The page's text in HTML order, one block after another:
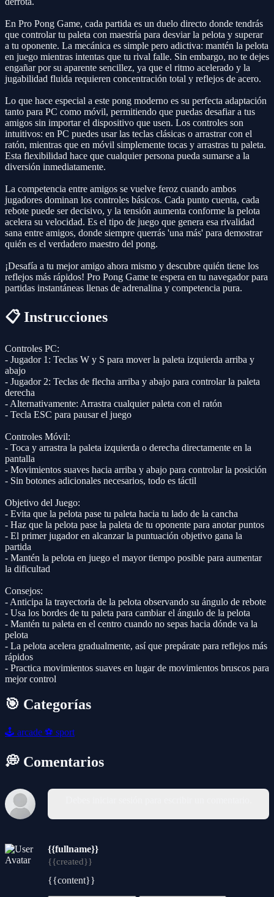
En Pro Pong Game, cada partida es un duelo directo donde tendrás
que controlar tu paleta con maestría para desviar la pelota y superar
a tu oponente. La mecánica es simple pero adictiva: mantén la pelota
en juego mientras intentas que tu rival falle. Sin embargo, no te dejes
engañar por su aparente sencillez, ya que el ritmo acelerado y la
jugabilidad fluida requieren concentración total y reflejos de acero.
Lo que hace especial a este pong moderno es su perfecta adaptación
tanto para PC como móvil, permitiendo que puedas desafiar a tus
amigos sin importar el dispositivo que usen. Los controles son
intuitivos: en PC puedes usar las teclas clásicas o arrastrar con el
ratón, mientras que en móvil simplemente tocas y arrastras tu paleta.
Esta flexibilidad hace que cualquier persona pueda sumarse a la
diversión inmediatamente.
La competencia entre amigos se vuelve feroz cuando ambos
jugadores dominan los controles básicos. Cada punto cuenta, cada
rebote puede ser decisivo, y la tensión aumenta conforme la pelota
acelera su velocidad. Es el tipo de juego que genera esa rivalidad
sana entre amigos, donde siempre querrás 'una más' para demostrar
quién es el verdadero maestro del pong.
¡Desafía a tu mejor amigo ahora mismo y descubre quién tiene los
reflejos más rápidos! Pro Pong Game te espera en tu navegador para
partidas instantáneas llenas de adrenalina y competencia pura.
📋 Instrucciones
Controles PC:
- Jugador 1: Teclas W y S para mover la paleta izquierda arriba y
abajo
- Jugador 2: Teclas de flecha arriba y abajo para controlar la paleta
derecha
- Alternativamente: Arrastra cualquier paleta con el ratón
- Tecla ESC para pausar el juego
Controles Móvil:
- Toca y arrastra la paleta izquierda o derecha directamente en la
pantalla
- Movimientos suaves hacia arriba y abajo para controlar la posición
- Sin botones adicionales necesarios, todo es táctil
Objetivo del Juego:
- Evita que la pelota pase tu paleta hacia tu lado de la cancha
- Haz que la pelota pase la paleta de tu oponente para anotar puntos
- El primer jugador en alcanzar la puntuación objetivo gana la
partida
- Mantén la pelota en juego el mayor tiempo posible para aumentar
la dificultad
Consejos:
- Anticipa la trayectoria de la pelota observando su ángulo de rebote
- Usa los bordes de tu paleta para cambiar el ángulo de la pelota
- Mantén tu paleta en el centro cuando no sepas hacia dónde va la
pelota
- La pelota acelera gradualmente, así que prepárate para reflejos más
rápidos
- Practica movimientos suaves en lugar de movimientos bruscos para
mejor control
🎯 Categorías
🕹️ arcade ⚽ sport
💭 Comentarios
{{fullname}}
{{created}}
{{content}}